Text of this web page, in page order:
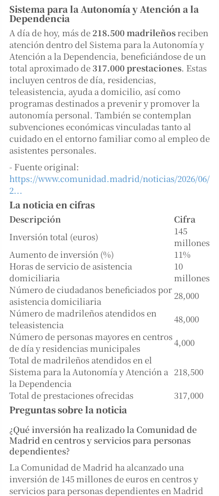
Sistema para la Autonomía y Atención a la
Dependencia
A día de hoy, más de 218.500 madrileños reciben
atención dentro del Sistema para la Autonomía y
Atención a la Dependencia, beneficiándose de un
total aproximado de 317.000 prestaciones. Estas
incluyen centros de día, residencias,
teleasistencia, ayuda a domicilio, así como
programas destinados a prevenir y promover la
autonomía personal. También se contemplan
subvenciones económicas vinculadas tanto al
cuidado en el entorno familiar como al empleo de
asistentes personales.
- Fuente original:
https://www.comunidad.madrid/noticias/2026/06/
2...
La noticia en cifras
Descripción
Cifra
Inversión total (euros)
145
millones
Aumento de inversión (%)
11%
Horas de servicio de asistencia
domiciliaria
10
millones
Número de ciudadanos beneficiados por
asistencia domiciliaria
28,000
Número de madrileños atendidos en
teleasistencia
48,000
Número de personas mayores en centros
de día y residencias municipales
4,000
Total de madrileños atendidos en el
Sistema para la Autonomía y Atención a
la Dependencia
218,500
Total de prestaciones ofrecidas
317,000
Preguntas sobre la noticia
¿Qué inversión ha realizado la Comunidad de
Madrid en centros y servicios para personas
dependientes?
La Comunidad de Madrid ha alcanzado una
inversión de 145 millones de euros en centros y
servicios para personas dependientes en Madrid